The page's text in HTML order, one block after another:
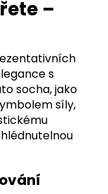
–
s
socha, jako
síly,